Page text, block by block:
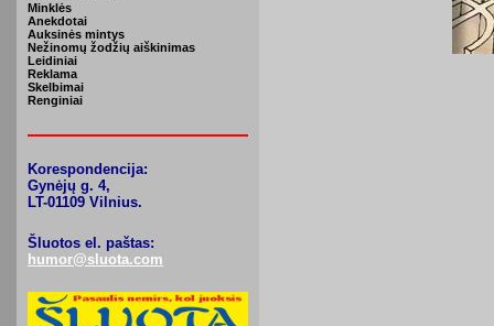
Minklės
Anekdotai
Auksinės mintys
Nežinomų žodžių aiškinimas
Leidiniai
Reklama
Skelbimai
Renginiai
Korespondencija:
Gynėjų g. 4,
LT-01109 Vilnius.
Šluotos el. paštas:
humor@sluota.com